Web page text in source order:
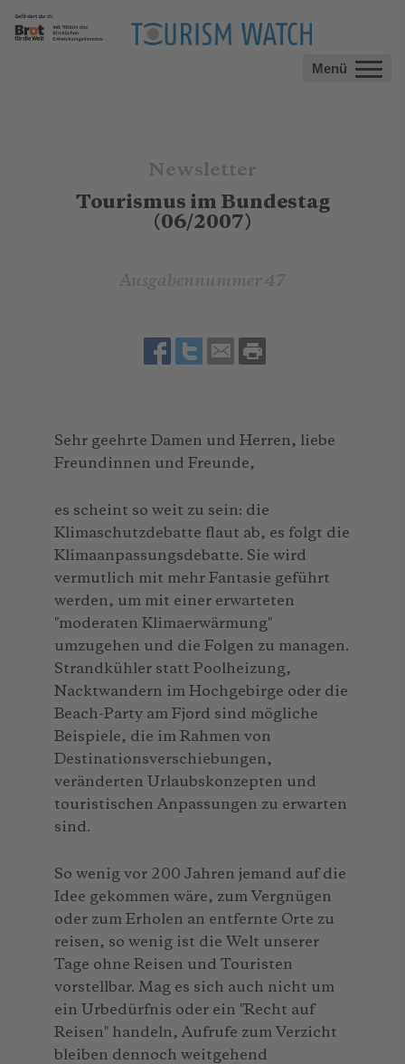
Menü
Newsletter
Tourismus im Bundestag
(06/2007)
Ausgabennummer 47
Sehr geehrte Damen und Herren, liebe
Freundinnen und Freunde,
es scheint so weit zu sein: die
Klimaschutzdebatte flaut ab, es folgt die
Klimaanpassungs­debatte. Sie wird
vermutlich mit mehr Fantasie geführt
werden, um mit einer erwarteten
″moderaten Klimaerwärmung″
umzugehen und die Folgen zu managen.
Strandkühler statt Pool­heizung,
Nacktwandern im Hochgebirge oder die
Beach-Party am Fjord sind mögliche
Beispiele, die im Rahmen von
Destinationsverschiebungen,
veränderten Urlaubskonzepten und
touristischen Anpassungen zu erwarten
sind.
So wenig vor 200 Jahren jemand auf die
Idee gekommen wäre, zum Vergnügen
oder zum Erholen an entfernte Orte zu
reisen, so wenig ist die Welt unserer
Tage ohne Reisen und Touristen
vorstellbar. Mag es sich auch nicht um
ein Urbedürfnis oder ein ″Recht auf
Reisen″ handeln, Aufrufe zum Verzicht
bleiben dennoch weitgehend